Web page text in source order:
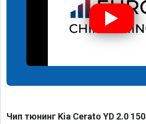
Чип тюнинг Kia Cerato YD 2.0